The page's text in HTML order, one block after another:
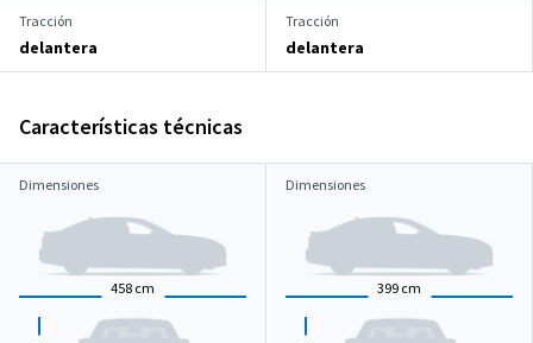
Tracción
delantera
Tracción
delantera
Características técnicas
Dimensiones
458 cm
Dimensiones
399 cm